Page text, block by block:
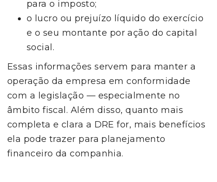
para o imposto;
o lucro ou prejuízo líquido do exercício
e o seu montante por ação do capital
social.
Essas informações servem para manter a
operação da empresa em conformidade
com a legislação — especialmente no
âmbito fiscal. Além disso, quanto mais
completa e clara a DRE for, mais benefícios
ela pode trazer para planejamento
financeiro da companhia.